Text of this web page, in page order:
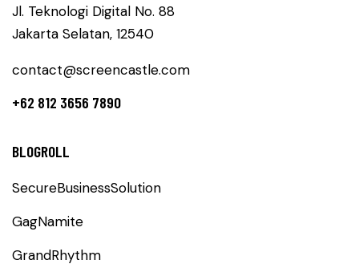
Jl. Teknologi Digital No. 88
Jakarta Selatan, 12540
contact@screencastle.com
+62 812 3656 7890
BLOGROLL
SecureBusinessSolution
GagNamite
GrandRhythm